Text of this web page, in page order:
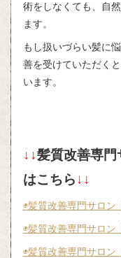
術をしなくても、自
ます。
もし扱いづらい髪に
善を受けていただく
います。
↓↓髪質改善専
はこちら↓↓
◉髪質改善専門サロン
◉髪質改善専門サロン
◉髪質改善専門サロン